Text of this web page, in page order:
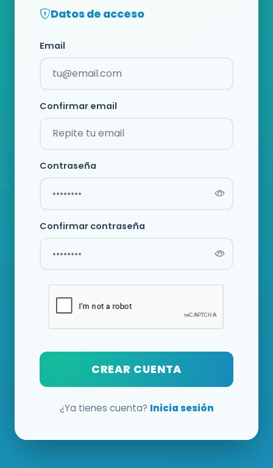
Datos de acceso
Email
Confirmar email
Contraseña
Confirmar contraseña
CREAR CUENTA
¿Ya tienes cuenta? Inicia sesión